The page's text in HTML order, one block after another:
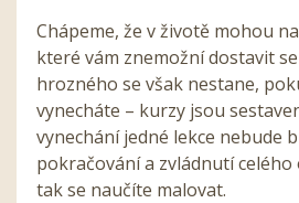
Chápeme, že v životě mohou
které vám znemožní dostavit
hrozného se však nestane,
vynecháte – kurzy jsou
vynechání jedné lekce nebude
pokračování a zvládnutí
tak se naučíte malovat.